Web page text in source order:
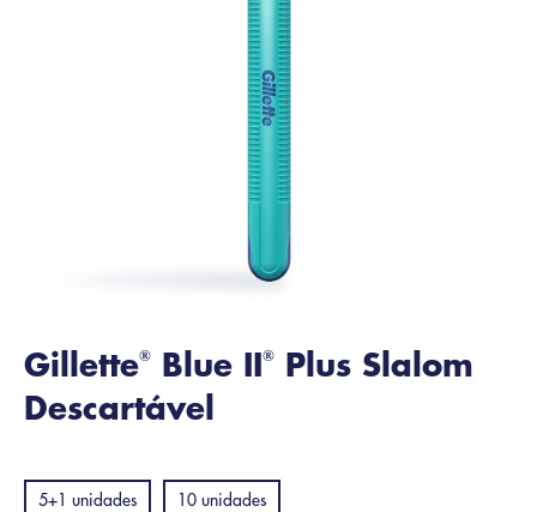
Gillette® Blue II® Plus Slalom
Descartável
5+1 unidades 10 unidades